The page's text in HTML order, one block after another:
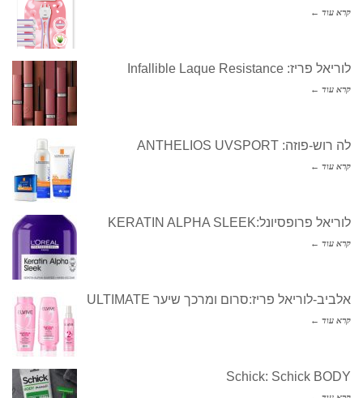
קרא עוד ←
לוריאל פריז: Infallible Laque Resistance
קרא עוד ←
לה רוש-פוזה: ANTHELIOS UVSPORT
קרא עוד ←
לוריאל פרופסיונל:KERATIN ALPHA SLEEK
קרא עוד ←
אלביב-לוריאל פריז:סרום ומרכך שיער ULTIMATE
קרא עוד ←
Schick: Schick BODY